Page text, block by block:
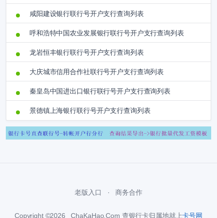
咸阳建设银行联行号开户支行查询列表
呼和浩特中国农业发展银行联行号开户支行查询列表
龙岩恒丰银行联行号开户支行查询列表
大庆城市信用合作社联行号开户支行查询列表
秦皇岛中国进出口银行联行号开户支行查询列表
景德镇上海银行联行号开户支行查询列表
老版入口 商务合作
Copyright ©2026 ChaKaHao.Com 查银行卡归属地就上卡号网